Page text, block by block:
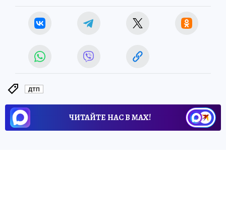
ДТП
ЧИТАЙТЕ НАС В МАХ!